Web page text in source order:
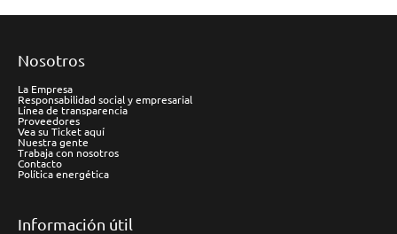
Nosotros
La Empresa
Responsabilidad social y empresarial
Línea de transparencia
Proveedores
Vea su Ticket aquí
Nuestra gente
Trabaja con nosotros
Contacto
Política energética
Información útil